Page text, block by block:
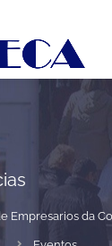
Empresarios da